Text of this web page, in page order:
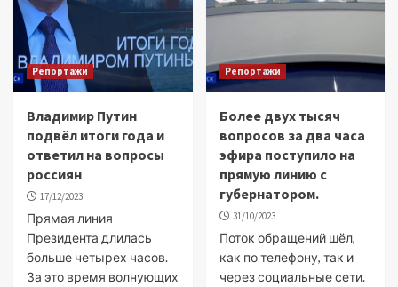
Репортажи
Владимир Путин
подвёл итоги года и
ответил на вопросы
россиян
17/12/2023
Прямая линия
Президента длилась
больше четырех часов.
За это время волнующих
Репортажи
Более двух тысяч
вопросов за два часа
эфира поступило на
прямую линию с
губернатором.
31/10/2023
Поток обращений шёл,
как по телефону, так и
через социальные сети.